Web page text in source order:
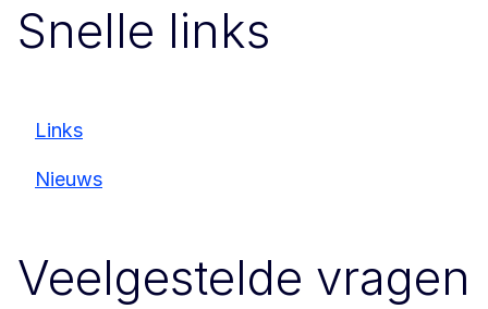
Snelle links
Links
Nieuws
Veelgestelde vragen